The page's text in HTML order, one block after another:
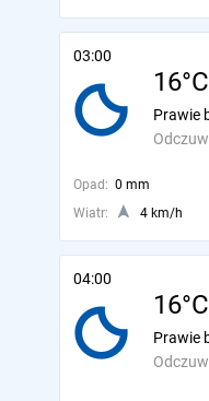
03:00
16°C
Prawie
Opad: 0 mm
Wiatr:
4 km/h
04:00
16°C
Prawie